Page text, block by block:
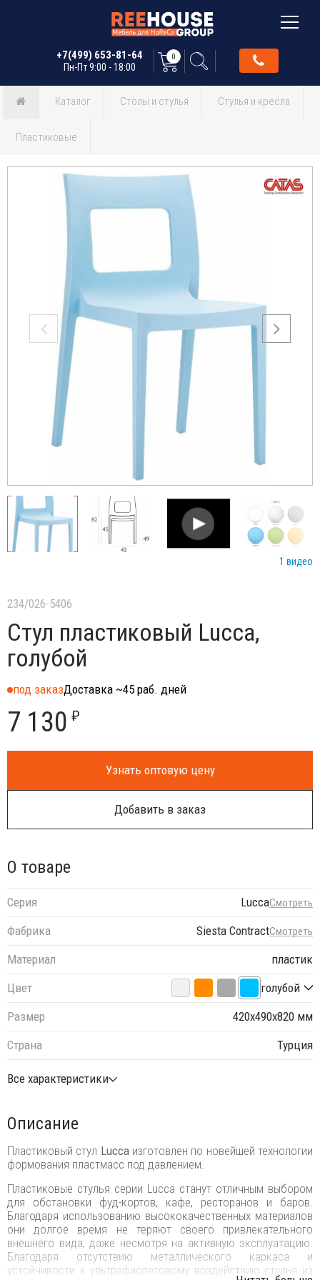
+7(499) 653-81-64
Пн-Пт 9:00 - 18:00
0
Каталог Столы и стулья Стулья и кресла
Пластиковые
1 видео
234/026-5406
Стул пластиковый Lucca,
голубой
под заказДоставка ~45 раб. дней
7 130 ₽
Узнать оптовую цену
Добавить в заказ
О товаре
Серия LuccaСмотреть
Фабрика Siesta ContractСмотреть
Материал
пластик
Цвет
голубой
Размер
420х490х820 мм
Страна
Турция
Все характеристики
Описание
Пластиковый стул Lucca изготовлен по новейшей технологии
формования пластмасс под давлением.
Пластиковые стулья серии Lucca станут отличным выбором
для обстановки фуд-кортов, кафе, ресторанов и баров.
Благодаря использованию высококачественных материалов
они долгое время не теряют своего привлекательного
внешнего вида, даже несмотря на активную эксплуатацию.
Благодаря отсутствию металлического каркаса и
устойчивости к ультрафиолетовому воздействию стулья из